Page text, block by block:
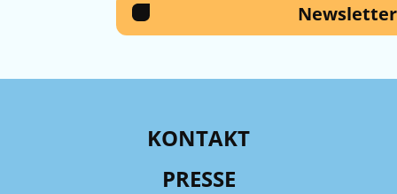
Newsletter
KONTAKT
PRESSE